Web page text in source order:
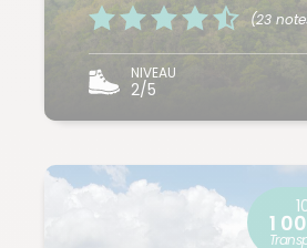
(23
NIVEAU
2/5
1